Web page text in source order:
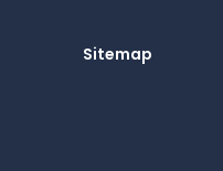
Sitemap